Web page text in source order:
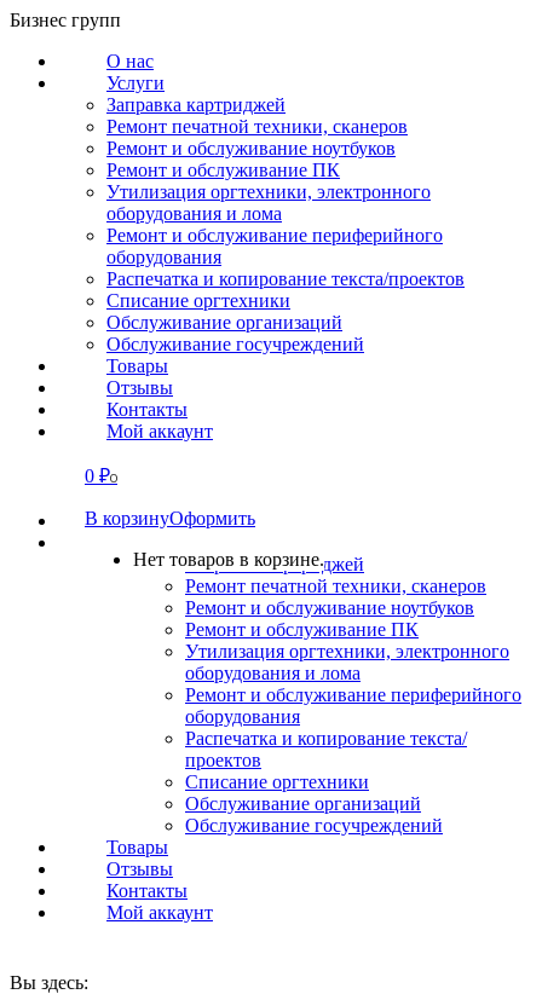
Перейти
содержанию
Бизнес групп
О нас
Услуги
Заправка картриджей
Ремонт печатной техники, сканеров
Ремонт и обслуживание ноутбуков
Ремонт и обслуживание ПК
Утилизация оргтехники, электронного
оборудования и лома
Ремонт и обслуживание периферийного
оборудования
Распечатка и копирование текста/проектов
Списание оргтехники
Обслуживание организаций
Обслуживание госучреждений
Товары
Отзывы
Контакты
Мой аккаунт
0 ₽0
В корзинуОформить
Нет товаров в корзине.
СВЯЗАТЬСЯ
О нас
Заправка картриджей
Ремонт печатной техники, сканеров
Ремонт и обслуживание ноутбуков
Ремонт и обслуживание ПК
Утилизация оргтехники, электронного
оборудования и лома
Ремонт и обслуживание периферийного
оборудования
Распечатка и копирование текста/
проектов
Списание оргтехники
Обслуживание организаций
Обслуживание госучреждений
Товары
Отзывы
Контакты
Мой аккаунт
Вы здесь: